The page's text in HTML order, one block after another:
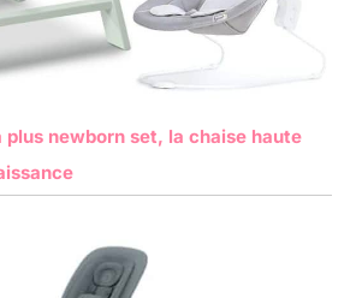
plus newborn set, la chaise haute